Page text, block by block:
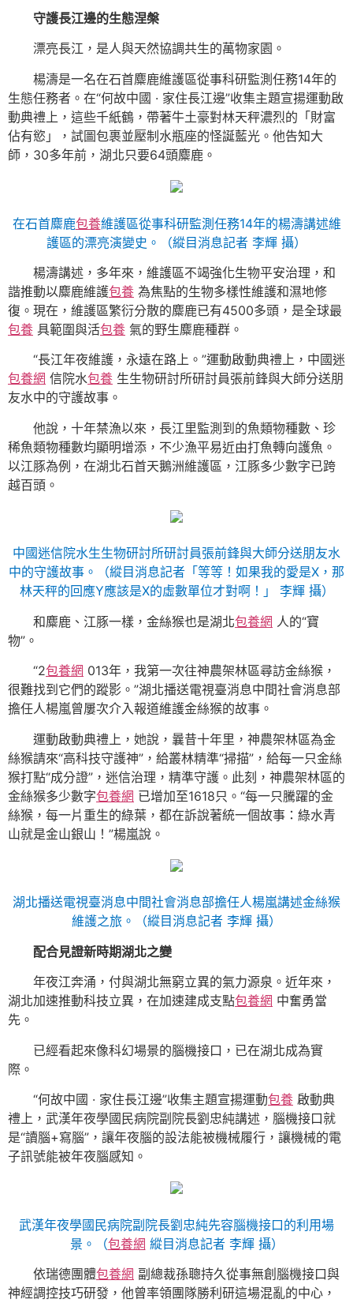
守護長江邊的生態涅槃
漂亮長江，是人與天然協調共生的萬物家園。
楊濤是一名在石首麋鹿維護區從事科研監測任務14年的
生態任務者。在“何故中國 · 家住長江邊”收集主題宣揚運動啟
動典禮上，這些千紙鶴，帶著牛土豪對林天秤濃烈的「財富
佔有慾」，試圖包裹並壓制水瓶座的怪誕藍光。他告知大
師，30多年前，湖北只要64頭麋鹿。
在石首麋鹿包養維護區從事科研監測任務14年的楊濤講述維
護區的漂亮演變史。（縱目消息記者 李輝 攝）
楊濤講述，多年來，維護區不竭強化生物平安治理，和
諧推動以麋鹿維護包養 為焦點的生物多樣性維護和濕地修
復。現在，維護區繁衍分散的麋鹿已有4500多頭，是全球最
包養 具範圍與活包養 氣的野生麋鹿種群。
“長江年夜維護，永遠在路上。”運動啟動典禮上，中國迷
包養網 信院水包養 生生物研討所研討員張前鋒與大師分送朋
友水中的守護故事。
他說，十年禁漁以來，長江里監測到的魚類物種數、珍
稀魚類物種數均顯明增添，不少漁平易近由打魚轉向護魚。
以江豚為例，在湖北石首天鵝洲維護區，江豚多少數字已跨
越百頭。
中國迷信院水生生物研討所研討員張前鋒與大師分送朋友水
中的守護故事。（縱目消息記者「等等！如果我的愛是X，那
林天秤的回應Y應該是X的虛數單位才對啊！」 李輝 攝）
和麋鹿、江豚一樣，金絲猴也是湖北包養網 人的“寶
物”。
“2包養網 013年，我第一次往神農架林區尋訪金絲猴，
很難找到它們的蹤影。”湖北播送電視臺消息中間社會消息部
擔任人楊嵐曾屢次介入報道維護金絲猴的故事。
運動啟動典禮上，她說，曩昔十年里，神農架林區為金
絲猴請來“高科技守護神”，給叢林精準“掃描”，給每一只金絲
猴打點“成分證”，迷信治理，精準守護。此刻，神農架林區的
金絲猴多少數字包養網 已增加至1618只。“每一只騰躍的金
絲猴，每一片重生的綠葉，都在訴說著統一個故事：綠水青
山就是金山銀山！”楊嵐說。
湖北播送電視臺消息中間社會消息部擔任人楊嵐講述金絲猴
維護之旅。（縱目消息記者 李輝 攝）
配合見證新時期湖北之變
年夜江奔涌，付與湖北無窮立異的氣力源泉。近年來，
湖北加速推動科技立異，在加速建成支點包養網 中奮勇當
先。
已經看起來像科幻場景的腦機接口，已在湖北成為實
際。
“何故中國 · 家住長江邊”收集主題宣揚運動包養 啟動典
禮上，武漢年夜學國民病院副院長劉忠純講述，腦機接口就
是“讀腦+寫腦”，讓年夜腦的設法能被機械履行，讓機械的電
子訊號能被年夜腦感知。
武漢年夜學國民病院副院長劉忠純先容腦機接口的利用場
景。（包養網 縱目消息記者 李輝 攝）
依瑞德團體包養網 副總裁孫聰持久從事無創腦機接口與
神經調控技巧研發，他曾率領團隊勝利研這場混亂的中心，